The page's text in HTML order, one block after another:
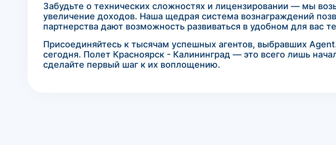
Забудьте о технических сложностях и лицензировании — мы
увеличение доходов. Наша щедрая система вознаграждений
партнерства дают возможность развиваться в удобном для вас
Присоединяйтесь к тысячам успешных агентов, выбравших
сегодня. Полет Красноярск - Калининград — это всего лишь
сделайте первый шаг к их воплощению.